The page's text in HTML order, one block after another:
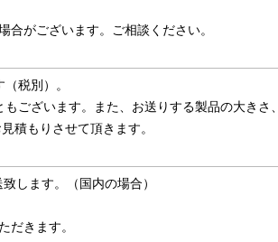
がございます。ご相談ください。
税別）。
ございます。また、お送りする製品の大きさ、
積もりさせて頂きます。
します。（国内の場合）
だきます。